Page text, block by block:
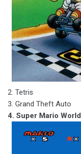
2. Tetris
3. Grand Theft Auto
4. Super Mario World